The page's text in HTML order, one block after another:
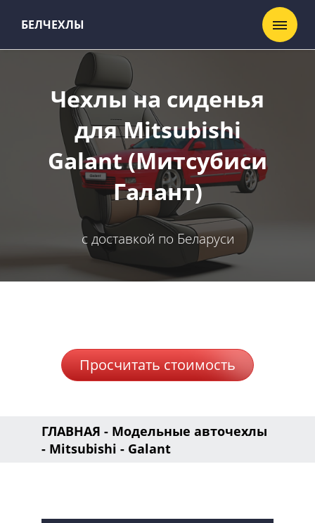
БЕЛЧЕХЛЫ
Чехлы на сиденья
для Mitsubishi
Galant (Митсубиси
Галант)
с доставкой по Беларуси
Просчитать стоимость
ГЛАВНАЯ - Модельные авточехлы
- Mitsubishi - Galant